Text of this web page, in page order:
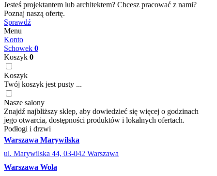
Jesteś projektantem lub architektem? Chcesz pracować z nami?
Poznaj naszą ofertę.
Sprawdź
Menu
Konto
Schowek 0
Koszyk 0
Koszyk
Twój koszyk jest pusty ...
Nasze salony
Znajdź najbliższy sklep, aby dowiedzieć się więcej o godzinach
jego otwarcia, dostępności produktów i lokalnych ofertach.
Podłogi i drzwi
Warszawa Marywilska
ul. Marywilska 44, 03-042 Warszawa
Warszawa Wola